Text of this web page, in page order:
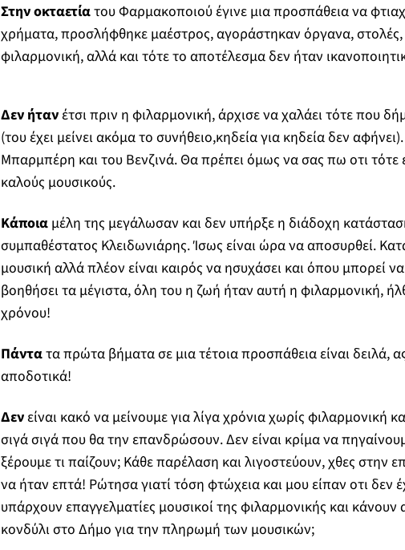
Στην οκταετίατου Φαρμακοποιού έγινε μια προσπάθεια να
χρήματα, προσλήφθηκε μαέστρος, αγοράστηκαν όργανα, στολές,
φιλαρμονική, αλλά και τότε το αποτέλεσμα δεν ήταν
Δεν ήτανέτσι πριν η φιλαρμονική, άρχισε να χαλάει τότε που
(του έχει μείνει ακόμα το συνήθειο,κηδεία για κηδεία δεν
Μπαρμπέρη και του Βενζινά. Θα πρέπει όμως να σας πω οτι τότε
καλούς μουσικούς.
Κάποιαμέλη της μεγάλωσαν και δεν υπήρξε η διάδοχη
συμπαθέστατος Κλειδωνιάρης. Ίσως είναι ώρα να αποσυρθεί.
μουσική αλλά πλέον είναι καιρός να ησυχάσει και όπου μπορεί
βοηθήσει τα μέγιστα, όλη του η ζωή ήταν αυτή η φιλαρμονική,
χρόνου!
Πάντατα πρώτα βήματα σε μια τέτοια προσπάθεια είναι δειλά,
αποδοτικά!
Δενείναι κακό να μείνουμε για λίγα χρόνια χωρίς φιλαρμονική
σιγά σιγά που θα την επανδρώσουν. Δεν είναι κρίμα να
ξέρουμε τι παίζουν; Κάθε παρέλαση και λιγοστεύουν, χθες στην
να ήταν επτά! Ρώτησα γιατί τόση φτώχεια και μου είπαν οτι
υπάρχουν επαγγελματίες μουσικοί της φιλαρμονικής και κάνουν
κονδύλι στο Δήμο για την πληρωμή των μουσικών;